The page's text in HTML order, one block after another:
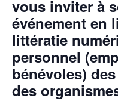
vous inviter à
événement en
littératie
personnel
bénévoles)
des